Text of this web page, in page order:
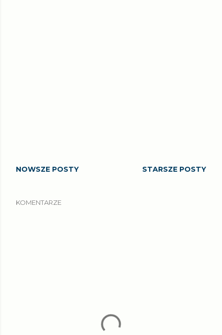
NOWSZE POSTY STARSZE POSTY
KOMENTARZE